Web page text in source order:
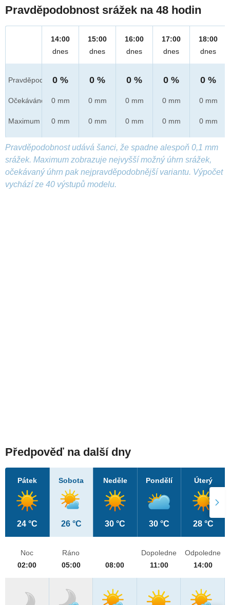
Pravděpodobnost srážek na 48 hodin
Pravděpod.
Očekáváno
Maximum
14:00
dnes
0 %
0 mm
0 mm
15:00
dnes
0 %
0 mm
0 mm
16:00
dnes
0 %
0 mm
0 mm
17:00
dnes
0 %
0 mm
0 mm
18:00
dnes
0 %
0 mm
0 mm
Pravděpodobnost udává šanci, že spadne alespoň 0,1 mm
srážek. Maximum zobrazuje nejvyšší možný úhrn srážek,
očekávaný úhrn pak nejpravděpodobnější variantu. Výpočet
vychází ze 40 výstupů modelu.
Předpověď na další dny
Pátek
24 °C
Sobota
26 °C
Neděle
30 °C
Pondělí
30 °C
Úterý
28 °C
Noc
02:00
Ráno
05:00
08:00
Dopoledne
11:00
Odpoledne
14:00